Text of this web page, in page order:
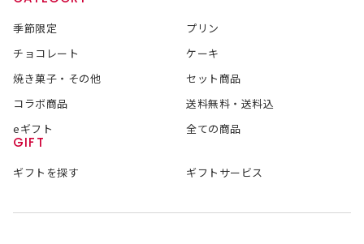
季節限定
プリン
チョコレート
ケーキ
焼き菓子・その他
セット商品
コラボ商品
送料無料・送料込
eギフト
全ての商品
GIFT
ギフトを探す ギフトサービス